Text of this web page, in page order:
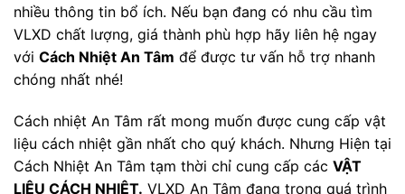
nhiều thông tin bổ ích. Nếu bạn đang có nhu cầu tìm
VLXD chất lượng, giá thành phù hợp hãy liên hệ ngay
với Cách Nhiệt An Tâm để được tư vấn hỗ trợ nhanh
chóng nhất nhé!
Cách nhiệt An Tâm rất mong muốn được cung cấp vật
liệu cách nhiệt gần nhất cho quý khách. Nhưng Hiện tại
Cách Nhiệt An Tâm tạm thời chỉ cung cấp các VẬT
LIỆU CÁCH NHIỆT. VLXD An Tâm đang trong quá trình